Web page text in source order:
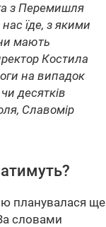
з Перемишля
їде, з якими
мають
Костила
на випадок
десятків
Славомір
планувалася ще
словами